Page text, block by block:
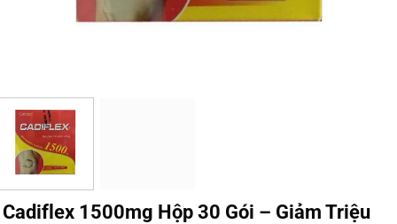
Cadiflex 1500mg Hộp 30 Gói – Giảm Triệu